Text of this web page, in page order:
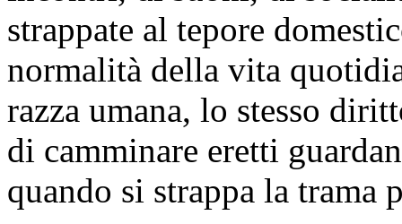
strappate al tepore
normalità della vita
razza umana, lo stesso
di camminare eretti
quando si strappa la trama